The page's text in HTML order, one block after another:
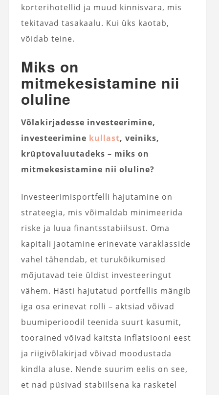
korterihotellid ja muud kinnisvara, mis
tekitavad tasakaalu. Kui üks kaotab,
võidab teine.
Miks on
mitmekesistamine nii
oluline
Võlakirjadesse investeerimine,
investeerimine kullast, veiniks,
krüptovaluutadeks – miks on
mitmekesistamine nii oluline?
Investeerimisportfelli hajutamine on
strateegia, mis võimaldab minimeerida
riske ja luua finantsstabiilsust. Oma
kapitali jaotamine erinevate varaklasside
vahel tähendab, et turukõikumised
mõjutavad teie üldist investeeringut
vähem. Hästi hajutatud portfellis mängib
iga osa erinevat rolli – aktsiad võivad
buumiperioodil teenida suurt kasumit,
toorained võivad kaitsta inflatsiooni eest
ja riigivõlakirjad võivad moodustada
kindla aluse. Nende suurim eelis on see,
et nad püsivad stabiilsena ka rasketel